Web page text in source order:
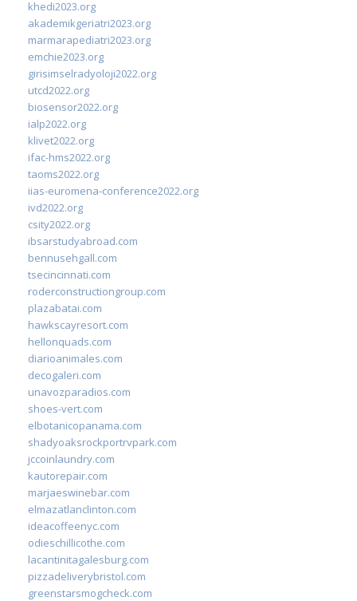
khedi2023.org
akademikgeriatri2023.org
marmarapediatri2023.org
emchie2023.org
girisimselradyoloji2022.org
utcd2022.org
biosensor2022.org
ialp2022.org
klivet2022.org
ifac-hms2022.org
taoms2022.org
iias-euromena-conference2022.org
ivd2022.org
csity2022.org
ibsarstudyabroad.com
bennusehgall.com
tsecincinnati.com
roderconstructiongroup.com
plazabatai.com
hawkscayresort.com
hellonquads.com
diarioanimales.com
decogaleri.com
unavozparadios.com
shoes-vert.com
elbotanicopanama.com
shadyoaksrockportrvpark.com
jccoinlaundry.com
kautorepair.com
marjaeswinebar.com
elmazatlanclinton.com
ideacoffeenyc.com
odieschillicothe.com
lacantinitagalesburg.com
pizzadeliverybristol.com
greenstarsmogcheck.com